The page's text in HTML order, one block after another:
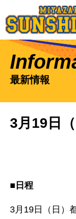
最新情報
3月19日
■日程
3月19日（日）